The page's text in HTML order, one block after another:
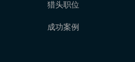
猎头职位
成功案例